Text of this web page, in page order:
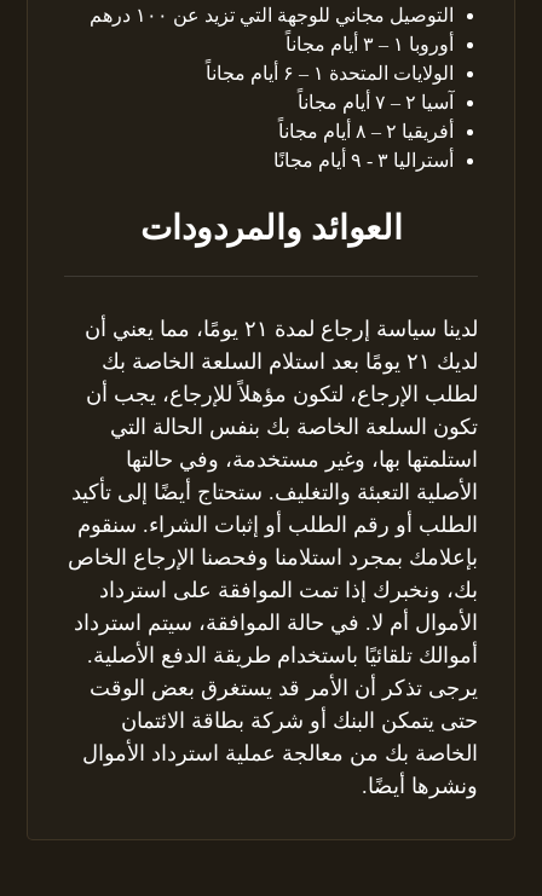
التوصيل مجاني للوجهة التي تزيد عن ۱۰۰ درهم
أوروبا ۱ – ۳ أيام مجاناً
الولايات المتحدة ۱ – ۶ أيام مجاناً
آسيا ۲ – ۷ أيام مجاناً
أفريقيا ۲ – ۸ أيام مجاناً
أستراليا ۳ - ۹ أيام مجانًا
العوائد والمردودات
لدينا سياسة إرجاع لمدة ۲۱ يومًا، مما يعني أن
لديك ۲۱ يومًا بعد استلام السلعة الخاصة بك
لطلب الإرجاع، لتكون مؤهلاً للإرجاع، يجب أن
تكون السلعة الخاصة بك بنفس الحالة التي
استلمتها بها، وغير مستخدمة، وفي حالتها
الأصلية التعبئة والتغليف. ستحتاج أيضًا إلى تأكيد
الطلب أو رقم الطلب أو إثبات الشراء. سنقوم
بإعلامك بمجرد استلامنا وفحصنا الإرجاع الخاص
بك، ونخبرك إذا تمت الموافقة على استرداد
الأموال أم لا. في حالة الموافقة، سيتم استرداد
أموالك تلقائيًا باستخدام طريقة الدفع الأصلية.
يرجى تذكر أن الأمر قد يستغرق بعض الوقت
حتى يتمكن البنك أو شركة بطاقة الائتمان
الخاصة بك من معالجة عملية استرداد الأموال
ونشرها أيضًا.